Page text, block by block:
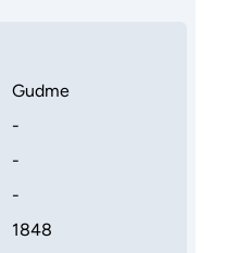
Gudme
-
-
-
1848